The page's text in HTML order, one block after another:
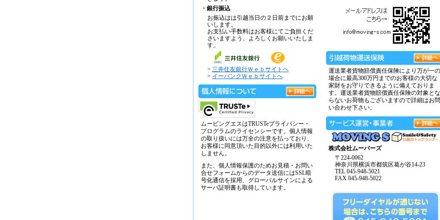
・銀行振込
お振込はは引越当日の２日前までにお願
いします。
お支払い手数料はお客様にてご負担くだ
さいますよう、よろしくお願いいたしま
す。
> 三井住友銀行Ｗｅｂサイトへ
> イーバンクＷｅｂサイトへ
ムービングエスはTRUSTeプライバシー・
プログラムのライセンシーです。個人情報
の取り扱いには万全の注意を払っており、
お客様に同意頂いた目的以外には利用いた
しません。
また、個人情報保護のためお見積・お問い
合せフォームからのデータ送信にはSSL暗
号化通信を採用、グローバルサインによる
サーバ証明書も取得しています。
運送業者貨物賠償責任保険により万が一の
場合に最高300万円までのお客様の大切な
家財をお守りできるように備えておりま
す。運送業者貨物賠償責任保険の対象とな
らないお荷物もございますので詳細はお問
い合わせ下さい。
株式会社ムーバーズ
〒224-0062
神奈川県横浜市都筑区葛が谷14-23
TEL 045-948-5021
FAX 045-948-5022